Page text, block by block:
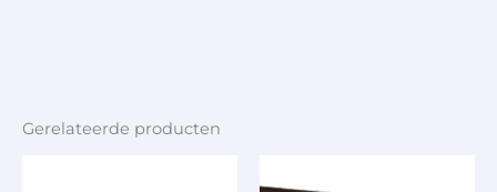
Gerelateerde producten